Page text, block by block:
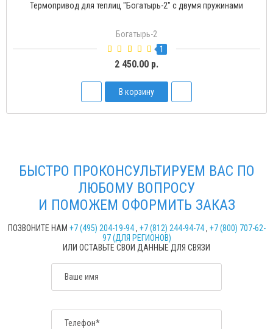
Термопривод для теплиц "Богатырь-2" с двумя пружинами
Богатырь-2
1
2 450.00 р.
В корзину
БЫСТРО ПРОКОНСУЛЬТИРУЕМ ВАС ПО
ЛЮБОМУ ВОПРОСУ
И ПОМОЖЕМ ОФОРМИТЬ ЗАКАЗ
ПОЗВОНИТЕ НАМ +7 (495) 204-19-94, +7 (812) 244-94-74, +7 (800) 707-62-
97 (ДЛЯ РЕГИОНОВ)
ИЛИ ОСТАВЬТЕ СВОИ ДАННЫЕ ДЛЯ СВЯЗИ
Ваше имя
Телефон*